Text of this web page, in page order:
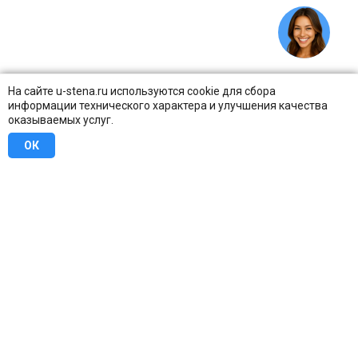
На сайте u-stena.ru используются cookie для сбора
информации технического характера и улучшения качества
оказываемых услуг.
ОК